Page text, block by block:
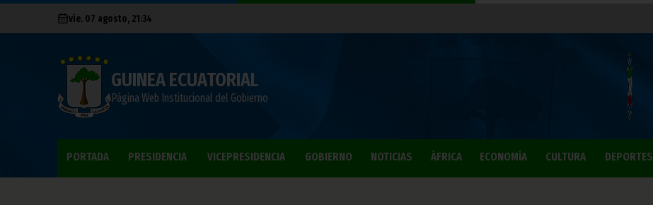
vie. 07 agosto, 21:34
GUINEA ECUATORIAL
Página Web Institucional del Gobierno
PORTADA PRESIDENCIA VICEPRESIDENCIA GOBIERNO NOTICIAS ÁFRICA ECONOMÍA CULTURA DEPORTES